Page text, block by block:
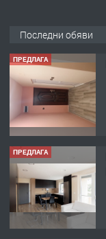
Последни обяви
ПРЕДЛАГА
ПРЕДЛАГА